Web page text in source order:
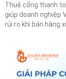
Thuê cổng thanh
giúp doanh nghiệp
rủi ro khi bán hàng